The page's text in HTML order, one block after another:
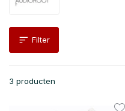
Filter
3 producten